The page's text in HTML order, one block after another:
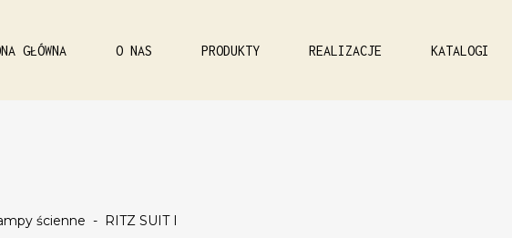
GŁÓWNA O NAS PRODUKTY REALIZACJE KATALOGI
ścienne - RITZ SUIT I